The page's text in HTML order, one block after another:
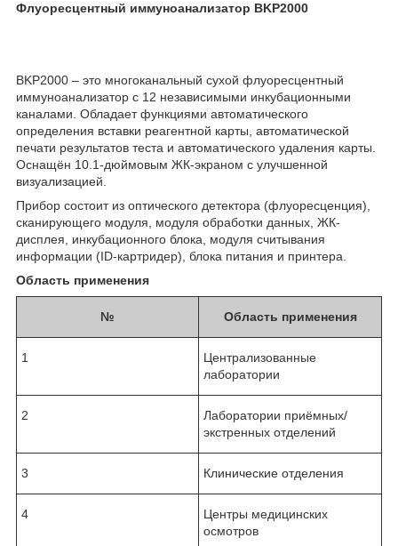
Флуоресцентный иммуноанализатор BKP2000
BKP2000 – это многоканальный сухой флуоресцентный
иммуноанализатор с 12 независимыми инкубационными
каналами. Обладает функциями автоматического
определения вставки реагентной карты, автоматической
печати результатов теста и автоматического удаления карты.
Оснащён 10.1-дюймовым ЖК-экраном с улучшенной
визуализацией.
Прибор состоит из оптического детектора (флуоресценция),
сканирующего модуля, модуля обработки данных, ЖК-
дисплея, инкубационного блока, модуля считывания
информации (ID-картридер), блока питания и принтера.
Область применения
№ Область применения
1
Централизованные
лаборатории
2
Лаборатории приёмных/
экстренных отделений
3 Клинические отделения
4
Центры медицинских
осмотров